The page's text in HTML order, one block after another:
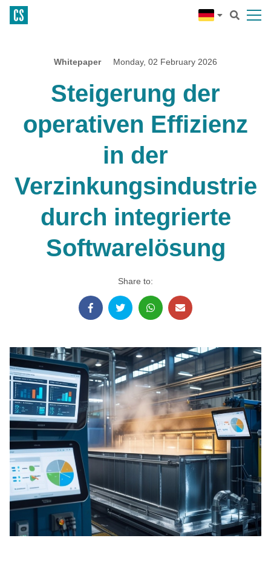
Whitepaper Monday, 02 February 2026
Steigerung der
operativen Effizienz
in der
Verzinkungsindustrie
durch integrierte
Softwarelösung
Share to: